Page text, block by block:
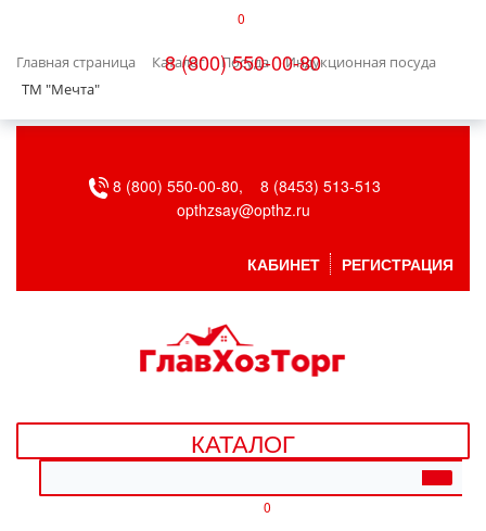
0
8 (800) 550-00-80
Главная страница Каталог Посуда
Индукционная посуда
ТМ "Мечта"
БЫТОВАЯ ТЕХНИКА
ВЕНТИЛЯЦИЯ
ДАЧА, САД И ОГОРОД
ДЕТСКИЕ ТОВАРЫ
8 (800) 550-00-80,
8 (8453) 513-513
opthzsay@opthz.ru
КАБИНЕТ РЕГИСТРАЦИЯ
КАТАЛОГ
0